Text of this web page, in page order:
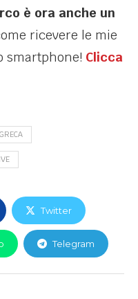
è ora anche un
ricevere le mie
smartphone! Clicca
Twitter
Telegram